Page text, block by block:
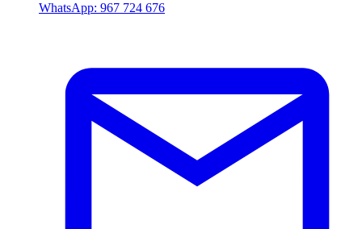
WhatsApp: 967 724 676